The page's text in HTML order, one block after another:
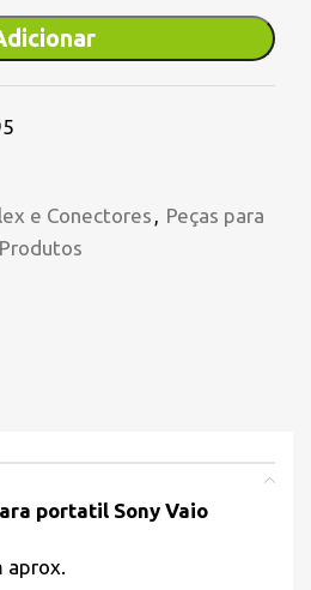
e Conectores , Peças para
portatil Sony Vaio
aprox.